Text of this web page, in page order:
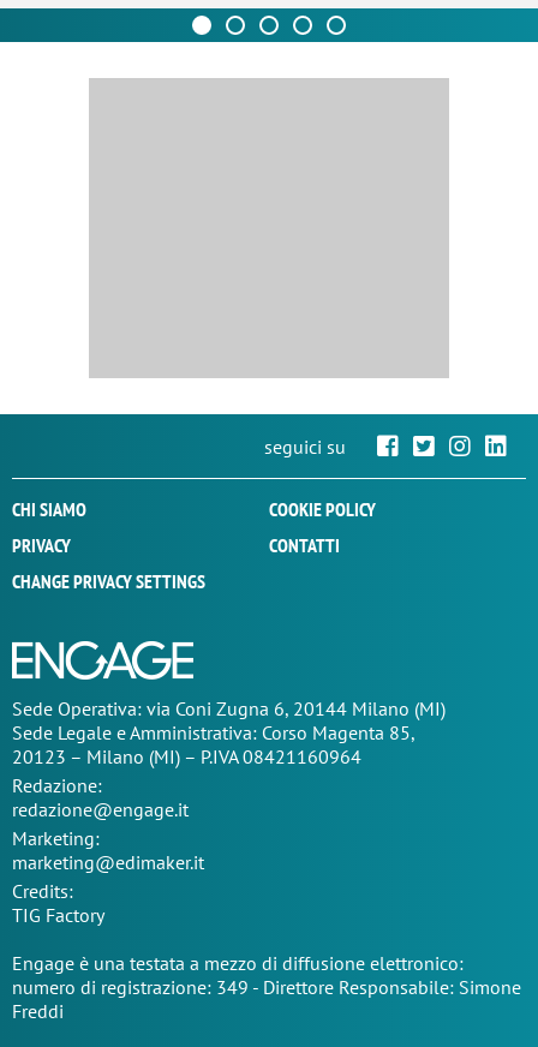
seguici su
CHI SIAMO
COOKIE POLICY
PRIVACY
CONTATTI
CHANGE PRIVACY SETTINGS
Sede Operativa: via Coni Zugna 6, 20144 Milano (MI)
Sede Legale e Amministrativa: Corso Magenta 85,
20123 – Milano (MI) – P.IVA 08421160964
Redazione:
redazione@engage.it
Marketing:
marketing@edimaker.it
Credits:
TIG Factory
Engage è una testata a mezzo di diffusione elettronico:
numero di registrazione: 349 - Direttore Responsabile: Simone
Freddi